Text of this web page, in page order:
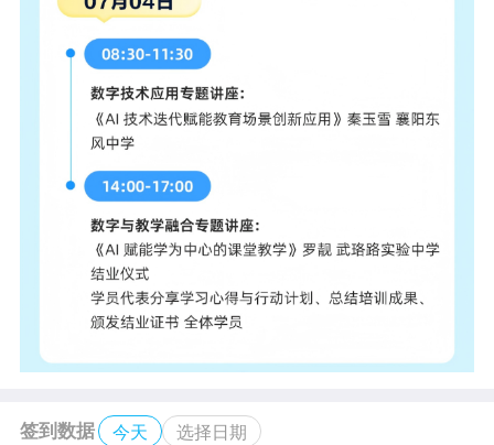
签到数据 今天 选择日期